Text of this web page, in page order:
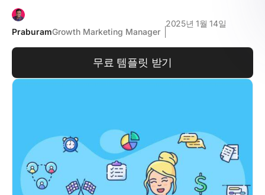
PraburamGrowth Marketing Manager
2025년 1월 14일
무료 템플릿 받기